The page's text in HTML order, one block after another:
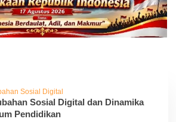
Sosial Digital
Sosial Digital dan Dinamika
Pendidikan